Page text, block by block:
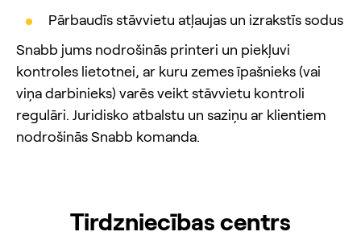
Pārbaudīs stāvvietu atļaujas un izrakstīs sodus
Snabb jums nodrošinās printeri un piekļuvi
kontroles lietotnei, ar kuru zemes īpašnieks (vai
viņa darbinieks) varēs veikt stāvvietu kontroli
regulāri. Juridisko atbalstu un saziņu ar klientiem
nodrošinās Snabb komanda.
Tirdzniecības centrs